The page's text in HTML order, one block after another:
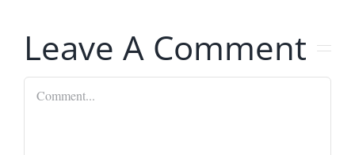
Leave A Comment
Comment